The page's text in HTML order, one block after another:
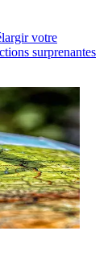
votre
surprenantes